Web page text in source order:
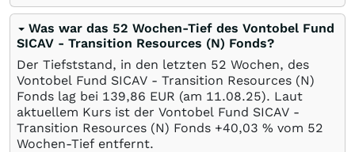
Was war das 52 Wochen-Tief des Vontobel Fund
SICAV - Transition Resources (N) Fonds?
Der Tiefststand, in den letzten 52 Wochen, des
Vontobel Fund SICAV - Transition Resources (N)
Fonds lag bei 139,86 EUR (am 11.08.25). Laut
aktuellem Kurs ist der Vontobel Fund SICAV -
Transition Resources (N) Fonds +40,03 % vom 52
Wochen-Tief entfernt.